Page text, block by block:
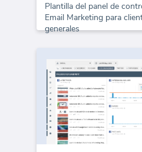
Plantilla del panel de
Email Marketing para
generales